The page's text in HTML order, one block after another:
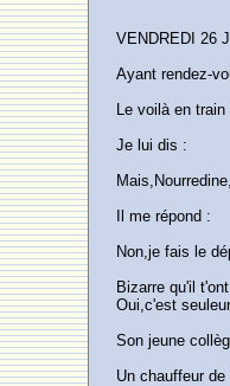
VENDREDI 26
Ayant rendez-
Le voilà en
Je lui dis :
Il me répond :
Non,je fais le
Bizarre qu'il
Oui,c'est
Son jeune
Un chauffeur